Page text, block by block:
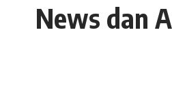
News dan